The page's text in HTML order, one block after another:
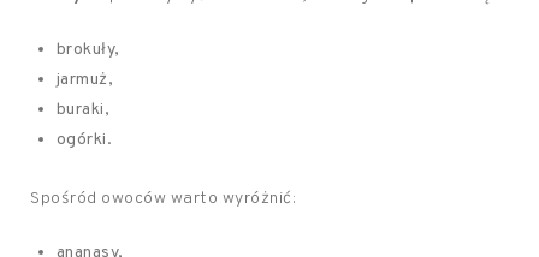
brokuły,
jarmuż,
buraki,
ogórki.
Spośród owoców warto wyróżnić:
ananasy,